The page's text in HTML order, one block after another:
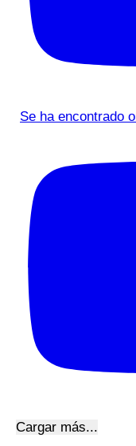
Se ha encontrado
Cargar más...